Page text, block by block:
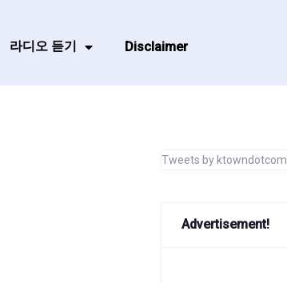
라디오 듣기 Disclaimer
Tweets by ktowndotcom
Advertisement!